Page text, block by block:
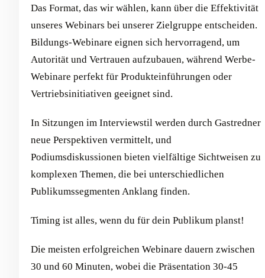
Das Format, das wir wählen, kann über die Effektivität
unseres Webinars bei unserer Zielgruppe entscheiden.
Bildungs-Webinare eignen sich hervorragend, um
Autorität und Vertrauen aufzubauen, während Werbe-
Webinare perfekt für Produkteinführungen oder
Vertriebsinitiativen geeignet sind.
In Sitzungen im Interviewstil werden durch Gastredner
neue Perspektiven vermittelt, und
Podiumsdiskussionen bieten vielfältige Sichtweisen zu
komplexen Themen, die bei unterschiedlichen
Publikumssegmenten Anklang finden.
Timing ist alles, wenn du für dein Publikum planst!
Die meisten erfolgreichen Webinare dauern zwischen
30 und 60 Minuten, wobei die Präsentation 30-45